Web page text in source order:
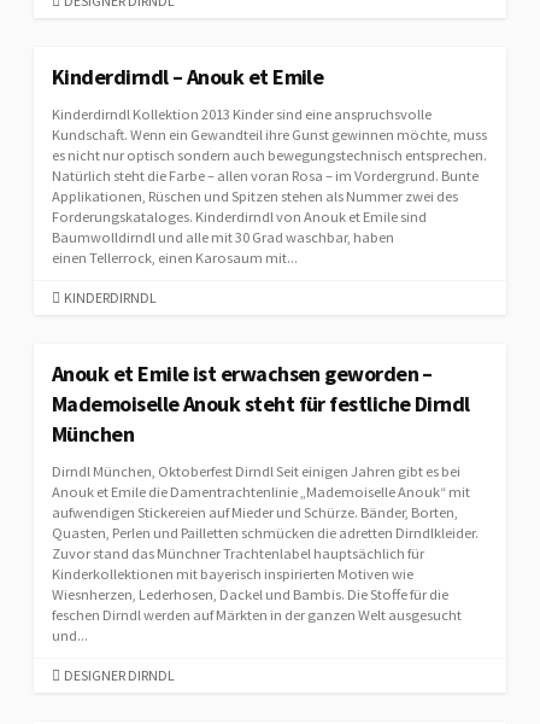
E
O
R
I
E
S
Kinderdirndl – Anouk et Emile
Kinderdirndl Kollektion 2013 Kinder sind eine anspruchsvolle
Kundschaft. Wenn ein Gewandteil ihre Gunst gewinnen möchte, muss
es nicht nur optisch sondern auch bewegungstechnisch entsprechen.
Natürlich steht die Farbe – allen voran Rosa – im Vordergrund. Bunte
Applikationen, Rüschen und Spitzen stehen als Nummer zwei des
Forderungskataloges. Kinderdirndl von Anouk et Emile sind
Baumwolldirndl und alle mit 30 Grad waschbar, haben
einen Tellerrock, einen Karosaum mit...
C
E
O
R
E
KINDERDIRNDL
Anouk et Emile ist erwachsen geworden –
Mademoiselle Anouk steht für festliche Dirndl
München
Dirndl München, Oktoberfest Dirndl Seit einigen Jahren gibt es bei
Anouk et Emile die Damentrachtenlinie „Mademoiselle Anouk“ mit
aufwendigen Stickereien auf Mieder und Schürze. Bänder, Borten,
Quasten, Perlen und Pailletten schmücken die adretten Dirndlkleider.
Zuvor stand das Münchner Trachtenlabel hauptsächlich für
Kinderkollektionen mit bayerisch inspirierten Motiven wie
Wiesnherzen, Lederhosen, Dackel und Bambis. Die Stoffe für die
feschen Dirndl werden auf Märkten in der ganzen Welt ausgesucht
und...
CDESIGNER DIRNDL